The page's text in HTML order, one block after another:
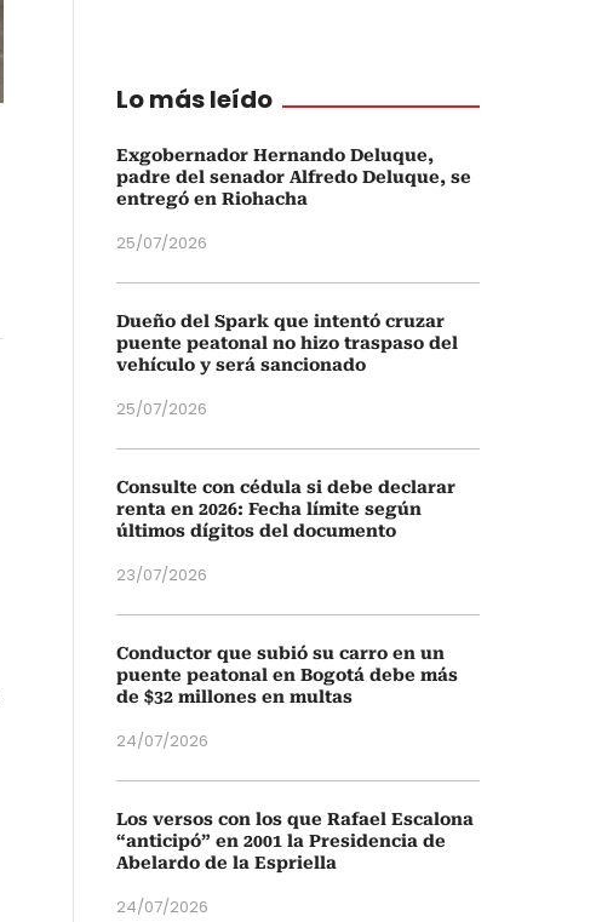
Lo más leído
Exgobernador Hernando Deluque,
padre del senador Alfredo Deluque, se
entregó en Riohacha
25/07/2026
Dueño del Spark que intentó cruzar
puente peatonal no hizo traspaso del
vehículo y será sancionado
25/07/2026
Consulte con cédula si debe declarar
renta en 2026: Fecha límite según
últimos dígitos del documento
23/07/2026
Conductor que subió su carro en un
puente peatonal en Bogotá debe más
de $32 millones en multas
24/07/2026
Los versos con los que Rafael Escalona
“anticipó” en 2001 la Presidencia de
Abelardo de la Espriella
24/07/2026